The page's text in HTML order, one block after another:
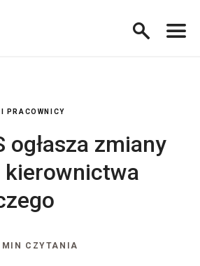
PRACOWNICY
ogłasza zmiany
kierownictwa
MIN CZYTANIA